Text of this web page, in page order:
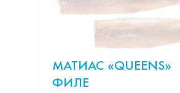
МАТИАС «QUEENS»
ФИЛЕ